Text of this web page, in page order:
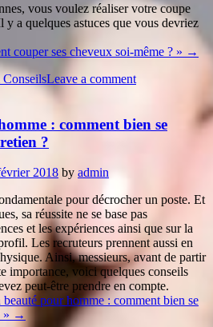
vous voulez réaliser votre coupe
y a quelques astuces que vous devriez
couper ses cheveux soi-même ? » →
Leave a comment
: comment bien se
?
2018 by admin
pour décrocher un poste. Et
sa réussite ne se base pas
et les expériences ainsi que sur la
Les recruteurs prennent aussi en
Ainsi, messieurs, avant de partir
importance, voici quelques conseils
peut-être prendre en compte.
beauté pour homme : comment bien se
» →